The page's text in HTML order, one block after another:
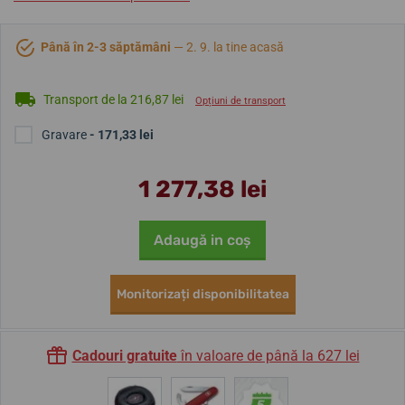
Până în 2-3 săptămâni — 2. 9. la tine acasă
Transport de la 216,87 lei Opțiuni de transport
Gravare- 171,33 lei
1 277,38 lei
Adaugă in coş
Monitorizați disponibilitatea
Cadouri gratuiteîn valoare de până la 627 lei